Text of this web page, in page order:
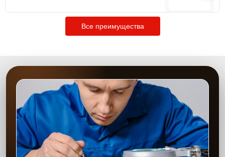
Все преимущества